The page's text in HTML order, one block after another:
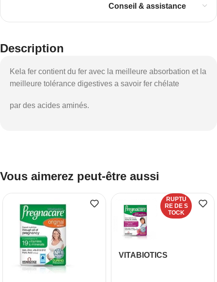
Conseil & assistance
Description
Kela fer contient du fer avec la meilleure absorbation et la
meilleure tolérance digestives a savoir fer chélate
par des acides aminés.
Vous aimerez peut-être aussi
RUPTU
RE DE S
TOCK
VITABIOTICS